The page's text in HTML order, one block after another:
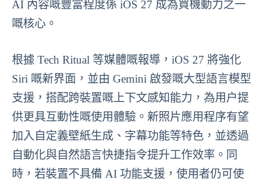
AI 內容嘅豐富程度係 iOS 27 成為買機動力之一
嘅核心。
根據 Tech Ritual 等媒體嘅報導，iOS 27 將強化
Siri 嘅新界面，並由 Gemini 啟發嘅大型語言模型
支援，搭配跨裝置嘅上下文感知能力，為用户提
供更具互動性嘅使用體驗。新照片應用程序有望
加入自定義壁紙生成、字幕功能等特色，並透過
自動化與自然語言快捷指令提升工作效率。同
時，若裝置不具備 AI 功能支援，使用者仍可使